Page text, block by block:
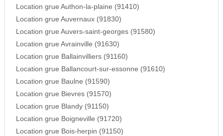
Location grue Authon-la-plaine (91410)
Location grue Auvernaux (91830)
Location grue Auvers-saint-georges (91580)
Location grue Avrainville (91630)
Location grue Ballainvilliers (91160)
Location grue Ballancourt-sur-essonne (91610)
Location grue Baulne (91590)
Location grue Bievres (91570)
Location grue Blandy (91150)
Location grue Boigneville (91720)
Location grue Bois-herpin (91150)